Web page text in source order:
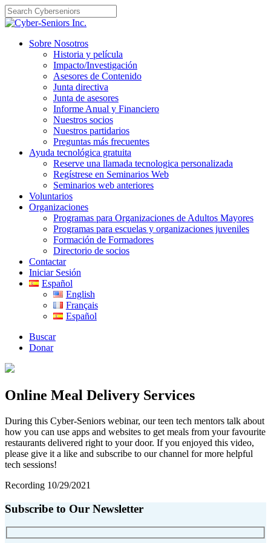
Skip
to
content
Sobre Nosotros
Historia y película
Impacto/Investigación
Asesores de Contenido
Junta directiva
Junta de asesores
Informe Anual y Financiero
Nuestros socios
Nuestros partidarios
Preguntas más frecuentes
Ayuda tecnológica gratuita
Reserve una llamada tecnologica personalizada
Regístrese en Seminarios Web
Seminarios web anteriores
Voluntarios
Organizaciones
Programas para Organizaciones de Adultos Mayores
Programas para escuelas y organizaciones juveniles
Formación de Formadores
Directorio de socios
Contactar
Iniciar Sesión
Español
English
Français
Español
Buscar
Donar
Online Meal Delivery Services
During this Cyber-Seniors webinar, our teen tech mentors talk about
how you can use apps and websites to get meals from your favourite
restaurants delivered right to your door. If you enjoyed this video,
please give it a like and subscribe to our channel for more helpful
tech sessions!
Recording 10/29/2021
Subscribe to Our Newsletter